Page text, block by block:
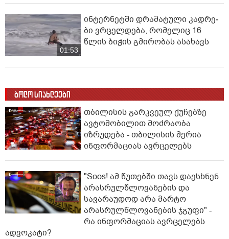
01:53
ინ­ტერ­ნეტ­ში დრა­მა­ტუ­ლი კად­რე­
ბი ვრცელდება, რომელიც 16
წლის ბიჭის გმირობას ასახავს
ბოლო სიახლეები
თბილისის გარკვეულ ქუჩებზე
ავტომობილით მოძრაობა
იზრუდება - თბილისის მერია
ინფორმაციას ავრცელებს
"Soos! ამ წუთებში თავს დაესხნენ
არასრულწლოვანების და
სავარაუდოდ არა მარტო
არასრულწლოვანების ჯგუფი" -
რა ინფორმაციას ავრცელებს
ადვოკატი?